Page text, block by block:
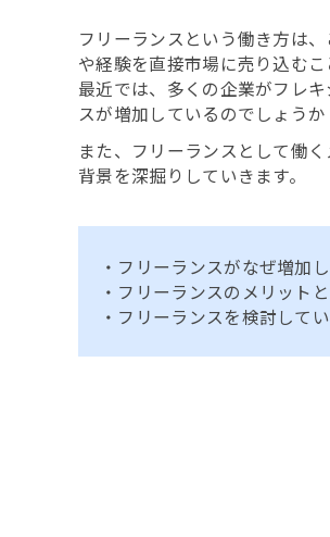
フリーランスという働き方は
や経験を直接市場に売り込むこ
最近では、多くの企業がフレ
スが増加しているのでしょうか
また、フリーランスとして働
背景を深掘りしていきます。
・フリーランスがなぜ増加
・フリーランスのメリット
・フリーランスを検討して